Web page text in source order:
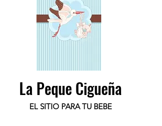
La Peque Cigueña
EL SITIO PARA TU BEBE